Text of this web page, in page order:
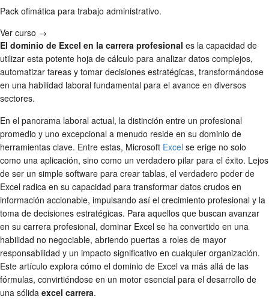
Pack ofimática para trabajo administrativo.
Ver curso →
El dominio de Excel en la carrera profesional es la capacidad de
utilizar esta potente hoja de cálculo para analizar datos complejos,
automatizar tareas y tomar decisiones estratégicas, transformándose
en una habilidad laboral fundamental para el avance en diversos
sectores.
En el panorama laboral actual, la distinción entre un profesional
promedio y uno excepcional a menudo reside en su dominio de
herramientas clave. Entre estas, Microsoft Excel se erige no solo
como una aplicación, sino como un verdadero pilar para el éxito. Lejos
de ser un simple software para crear tablas, el verdadero poder de
Excel radica en su capacidad para transformar datos crudos en
información accionable, impulsando así el crecimiento profesional y la
toma de decisiones estratégicas. Para aquellos que buscan avanzar
en su carrera profesional, dominar Excel se ha convertido en una
habilidad no negociable, abriendo puertas a roles de mayor
responsabilidad y un impacto significativo en cualquier organización.
Este artículo explora cómo el dominio de Excel va más allá de las
fórmulas, convirtiéndose en un motor esencial para el desarrollo de
una sólida excel carrera.